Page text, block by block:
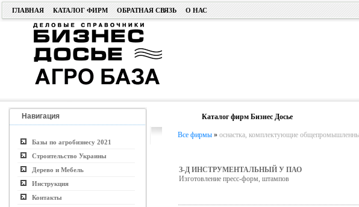
ГЛАВНАЯ КАТАЛОГ ФИРМ ОБРАТНАЯ СВЯЗЬ О НАС
Навигация
Базы по агробизнесу 2021
Строительство Украины
Дерево и Мебель
Инструкция
Контакты
Каталог фирм Бизнес Досье
Все фирмы» оснастка, комплектующие
З-Д ИНСТРУМЕНТАЛЬНЫЙ У ПАО
Изготовление пресс-форм, штампов